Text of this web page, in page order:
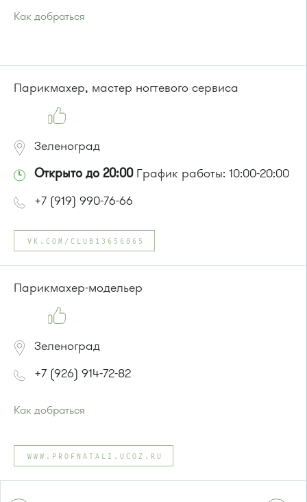
Как добраться
или до остановки"Улица 1-го Мая":
Автобусы № 28, 32.
Парикмахер, мастер ногтевого сервиса
Зеленоград
Открыто до 20:00График работы: 10:00-20:00
+7 (919) 990-76-66
VK.COM/CLUB13656065
Парикмахер-модельер
Зеленоград
+7 (926) 914-72-82
Как добраться
Автобусы № 1, 2, 3, 4, 9, 10, 11, 12, 13, 21, 23, 29, 31, 403, 312,
377, 390, 476, 493.
Маршрутка № 127, 312, 377, 390, 476, 408м, 409м, 721м,
WWW.PROFNATALI.UCOZ.RU